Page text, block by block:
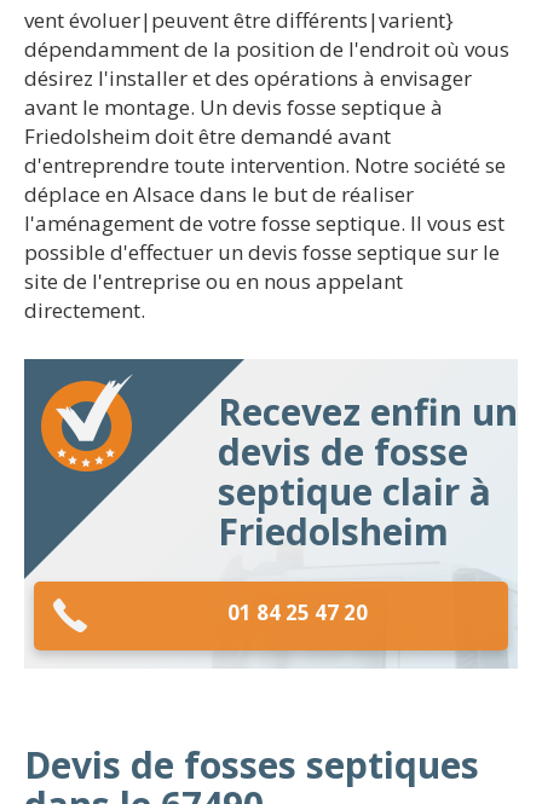
vent évoluer|peuvent être différents|varient}
dépendamment de la position de l'endroit où vous
désirez l'installer et des opérations à envisager
avant le montage. Un devis fosse septique à
Friedolsheim doit être demandé avant
d'entreprendre toute intervention. Notre société se
déplace en Alsace dans le but de réaliser
l'aménagement de votre fosse septique. Il vous est
possible d'effectuer un devis fosse septique sur le
site de l'entreprise ou en nous appelant
directement.
Recevez enfin un
devis de fosse
septique clair à
Friedolsheim
01 84 25 47 20
Devis de fosses septiques